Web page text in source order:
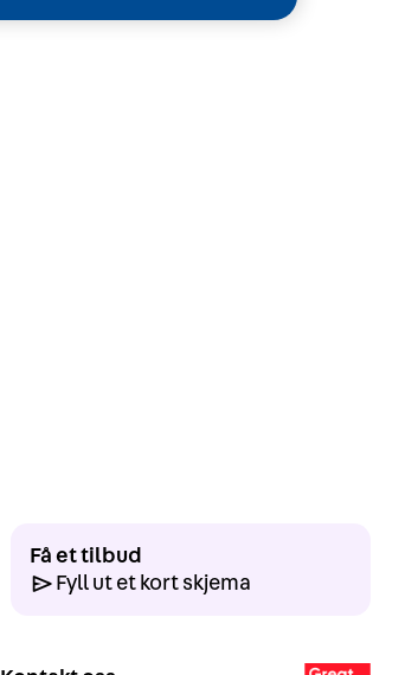
Få et tilbud
Fyll ut et kort skjema